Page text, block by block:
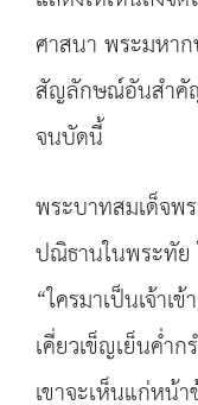
ศาสนา พระมหา
สัญลักษณ์อันสำคัญ
จนบัดนี้
พระบาทสมเด็จพ
ปณิธานในพระทัย
“ใครมาเป็นเจ้าเ
เคี่ยวเข็ญเย็นค่ำก
เขาจะเห็นแก่หน้